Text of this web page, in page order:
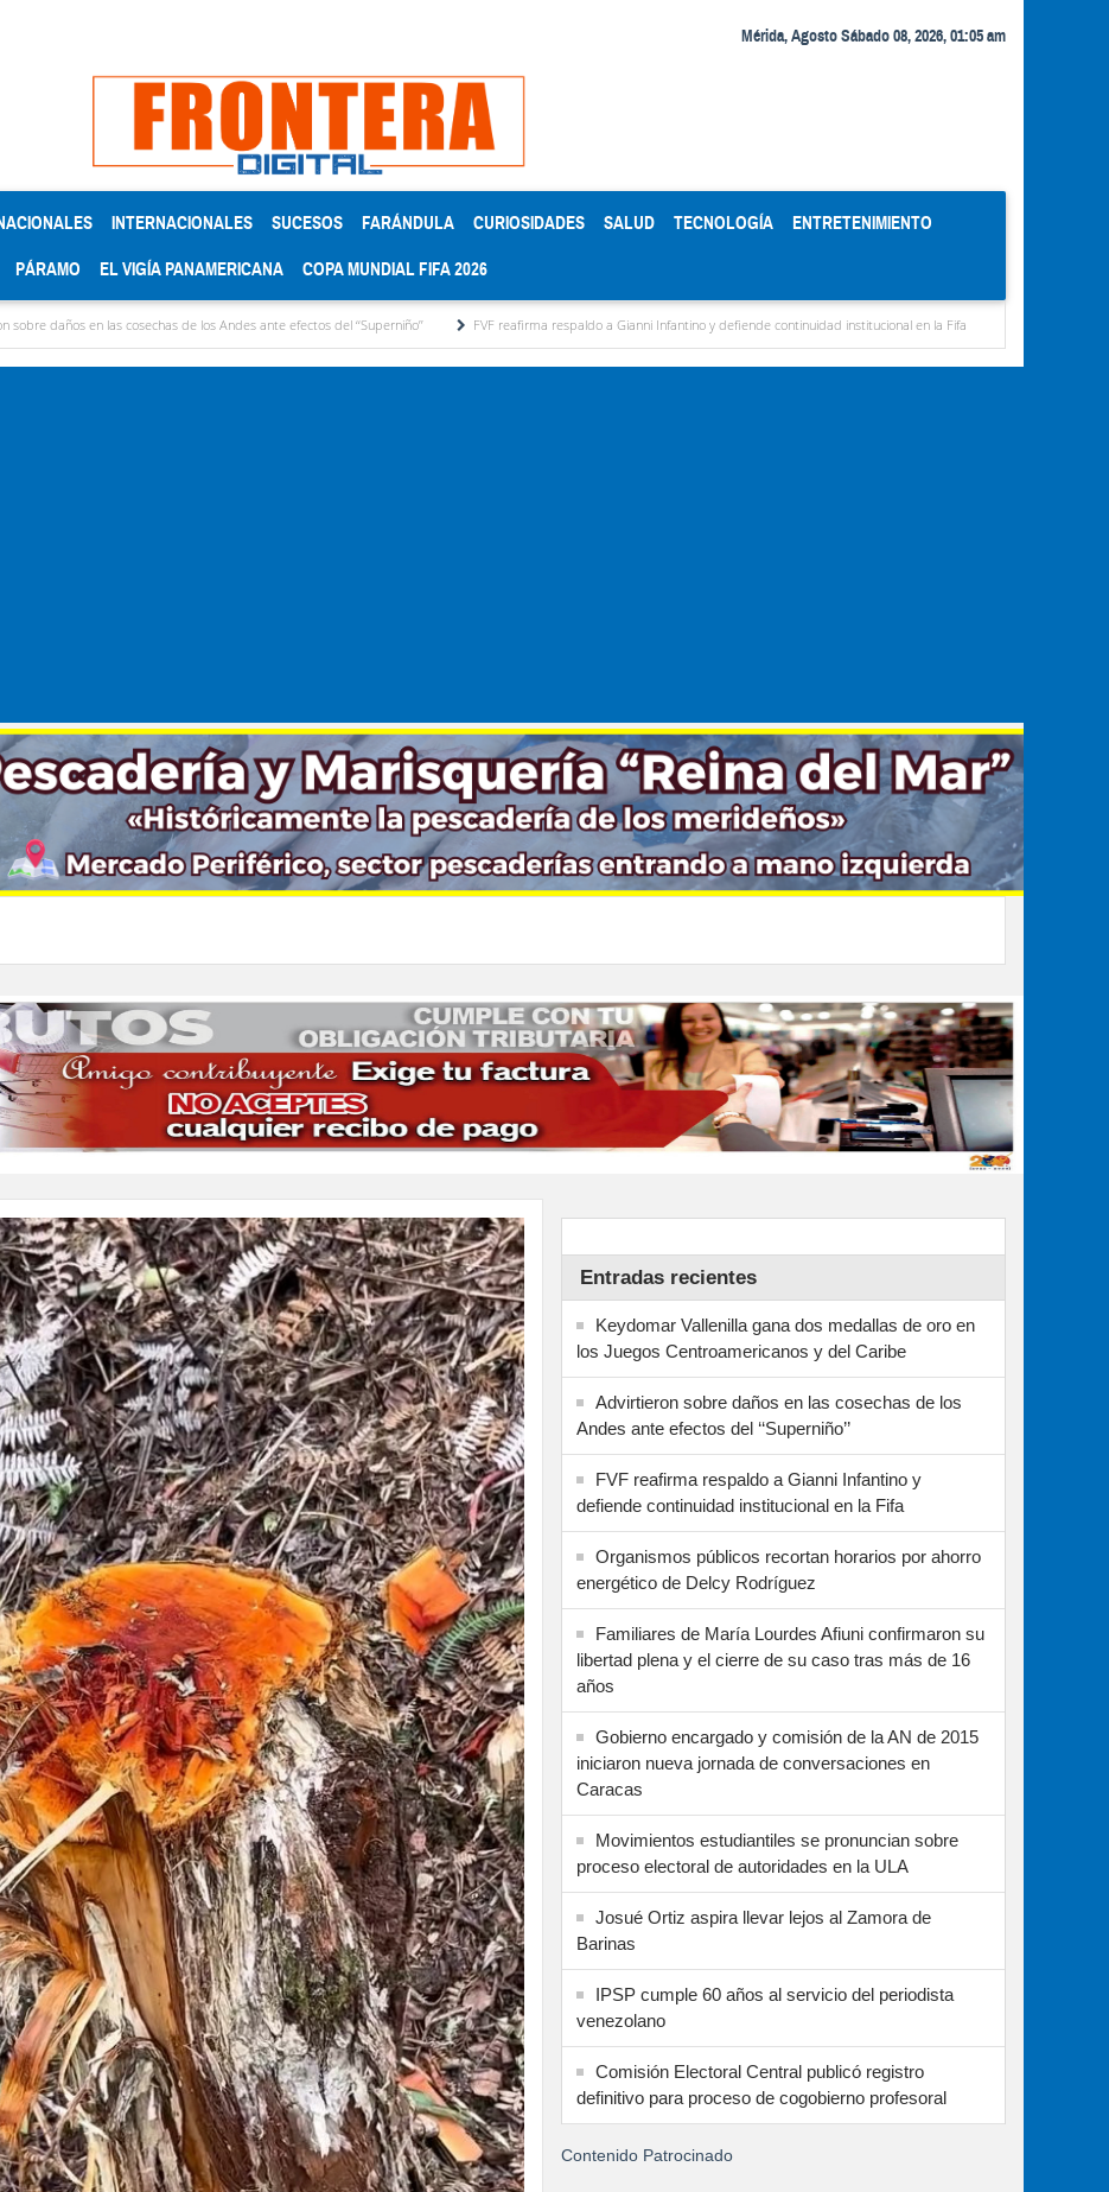
Mérida, Agosto Sábado 08, 2026, 01:05 am
INTERNACIONALES SUCESOS FARÁNDULA CURIOSIDADES SALUD TECNOLOGÍA ENTRETENIMIENTO
PÁRAMO EL VIGÍA PANAMERICANA COPA MUNDIAL FIFA 2026
las cosechas de los Andes ante efectos del ‘‘Superniño’’ FVF reafirma respaldo a Gianni Infantino y defiende continuidad institucional en la Fifa Organismos públicos
Entradas recientes
Keydomar Vallenilla gana dos medallas de oro en
los Juegos Centroamericanos y del Caribe
Advirtieron sobre daños en las cosechas de los
Andes ante efectos del ‘‘Superniño’’
FVF reafirma respaldo a Gianni Infantino y
defiende continuidad institucional en la Fifa
Organismos públicos recortan horarios por ahorro
energético de Delcy Rodríguez
Familiares de María Lourdes Afiuni confirmaron su
libertad plena y el cierre de su caso tras más de 16
años
Gobierno encargado y comisión de la AN de 2015
iniciaron nueva jornada de conversaciones en
Caracas
Movimientos estudiantiles se pronuncian sobre
proceso electoral de autoridades en la ULA
Josué Ortiz aspira llevar lejos al Zamora de
Barinas
IPSP cumple 60 años al servicio del periodista
venezolano
Comisión Electoral Central publicó registro
definitivo para proceso de cogobierno profesoral
Contenido Patrocinado